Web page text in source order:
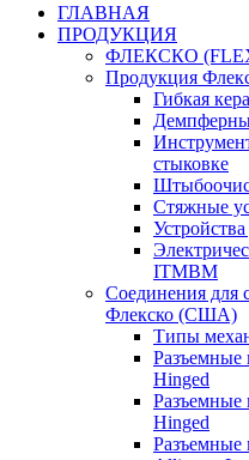
ГЛАВНАЯ
ПРОДУКЦИЯ
ФЛЕКСКО
Продукция
Гибкая
стыковке
Стяжные
ITMBM
Соединения для
Флекско (США)
Типы
Разъемные
Hinged
Разъемные
Hinged
Разъемные